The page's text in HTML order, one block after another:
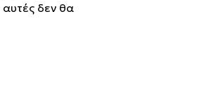
αυτές δεν θα